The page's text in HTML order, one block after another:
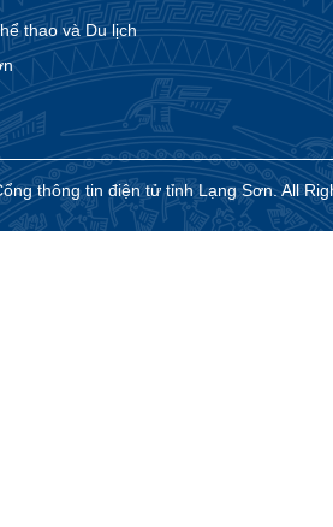
thao và Du lịch
thông tin điện tử tỉnh Lạng Sơn. All